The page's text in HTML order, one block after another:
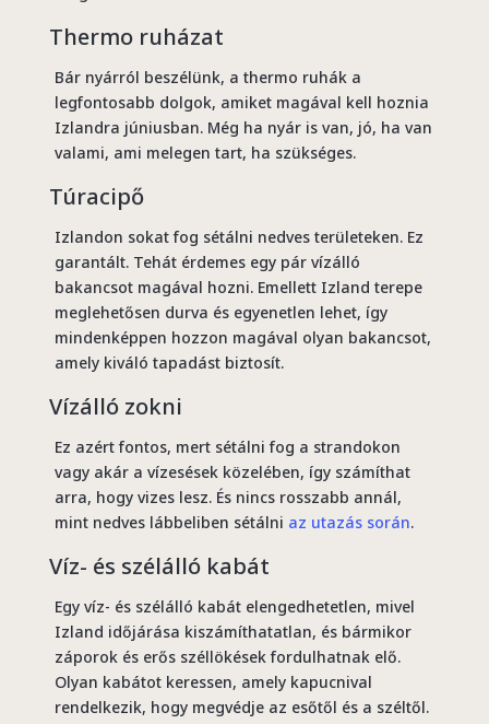
Thermo ruházat
Bár nyárról beszélünk, a thermo ruhák a
legfontosabb dolgok, amiket magával kell hoznia
Izlandra júniusban. Még ha nyár is van, jó, ha van
valami, ami melegen tart, ha szükséges.
Túracipő
Izlandon sokat fog sétálni nedves területeken. Ez
garantált. Tehát érdemes egy pár vízálló
bakancsot magával hozni. Emellett Izland terepe
meglehetősen durva és egyenetlen lehet, így
mindenképpen hozzon magával olyan bakancsot,
amely kiváló tapadást biztosít.
Vízálló zokni
Ez azért fontos, mert sétálni fog a strandokon
vagy akár a vízesések közelében, így számíthat
arra, hogy vizes lesz. És nincs rosszabb annál,
mint nedves lábbeliben sétálni az utazás során.
Víz- és szélálló kabát
Egy víz- és szélálló kabát elengedhetetlen, mivel
Izland időjárása kiszámíthatatlan, és bármikor
záporok és erős széllökések fordulhatnak elő.
Olyan kabátot keressen, amely kapucnival
rendelkezik, hogy megvédje az esőtől és a széltől.